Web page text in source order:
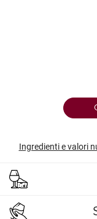
Ingredienti e valori